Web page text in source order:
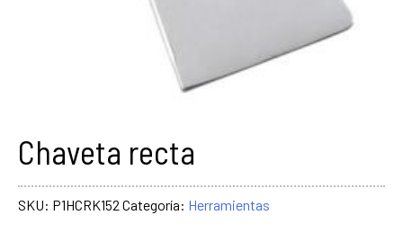
Chaveta recta
SKU: P1HCRK152 Categoría: Herramientas